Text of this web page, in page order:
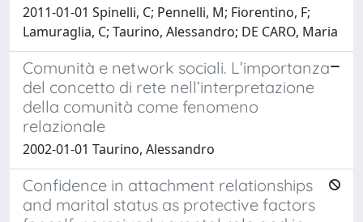
2011-01-01 Spinelli, C; Pennelli, M; Fiorentino, F;
Lamuraglia, C; Taurino, Alessandro; DE CARO, Maria
Comunità e network sociali. L’importanza
del concetto di rete nell’interpretazione
della comunità come fenomeno
relazionale
2002-01-01 Taurino, Alessandro
Confidence in attachment relationships
and marital status as protective factors